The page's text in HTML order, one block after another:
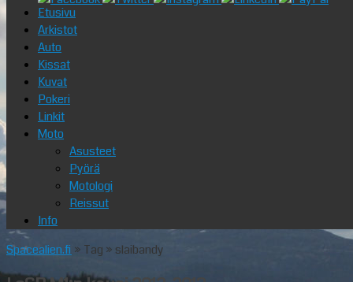
Skip
content
Etusivu
Arkistot
Auto
Kissat
Kuvat
Pokeri
Linkit
Moto
Asusteet
Pyörä
Motologi
Reissut
Info
Spacealien.fi » Tag » slaibandy